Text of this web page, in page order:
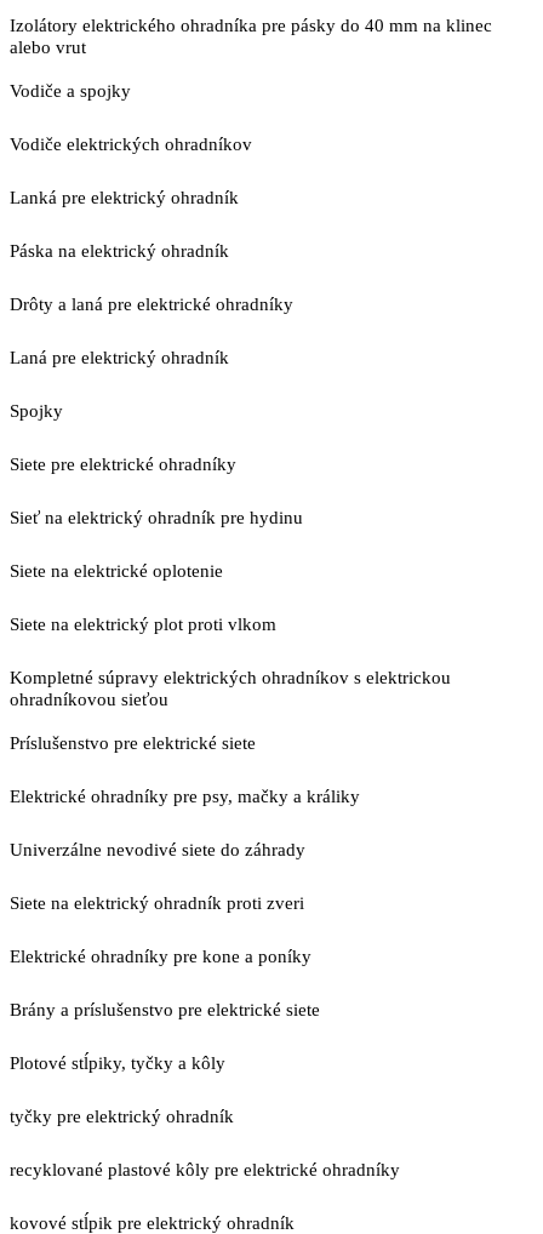
Izolátory elektrického ohradníka pre pásky do 40 mm na klinec
alebo vrut
Vodiče a spojky
Vodiče elektrických ohradníkov
Lanká pre elektrický ohradník
Páska na elektrický ohradník
Drôty a laná pre elektrické ohradníky
Laná pre elektrický ohradník
Spojky
Siete pre elektrické ohradníky
Sieť na elektrický ohradník pre hydinu
Siete na elektrické oplotenie
Siete na elektrický plot proti vlkom
Kompletné súpravy elektrických ohradníkov s elektrickou
ohradníkovou sieťou
Príslušenstvo pre elektrické siete
Elektrické ohradníky pre psy, mačky a králiky
Univerzálne nevodivé siete do záhrady
Siete na elektrický ohradník proti zveri
Elektrické ohradníky pre kone a poníky
Brány a príslušenstvo pre elektrické siete
Plotové stĺpiky, tyčky a kôly
tyčky pre elektrický ohradník
recyklované plastové kôly pre elektrické ohradníky
kovové stĺpik pre elektrický ohradník